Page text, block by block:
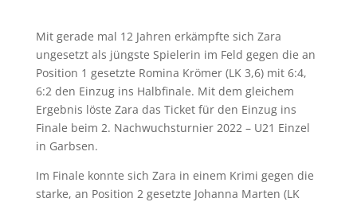
Mit gerade mal 12 Jahren erkämpfte sich Zara
ungesetzt als jüngste Spielerin im Feld gegen die an
Position 1 gesetzte Romina Krömer (LK 3,6) mit 6:4,
6:2 den Einzug ins Halbfinale. Mit dem gleichem
Ergebnis löste Zara das Ticket für den Einzug ins
Finale beim 2. Nachwuchsturnier 2022 – U21 Einzel
in Garbsen.
Im Finale konnte sich Zara in einem Krimi gegen die
starke, an Position 2 gesetzte Johanna Marten (LK